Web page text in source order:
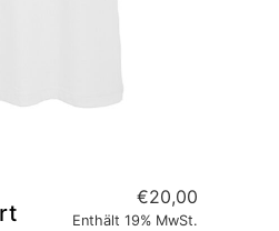
€20,00
Enthält 19% MwSt.